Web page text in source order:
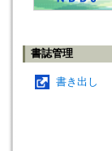
書誌管理
書き出し